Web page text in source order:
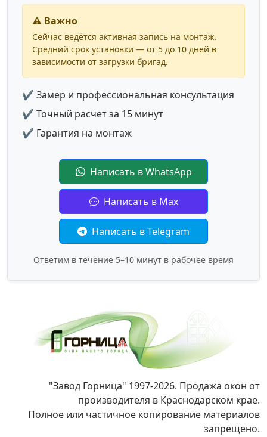
⚠️ Важно
Сейчас ведётся активная запись на монтаж.
Средний срок установки — от 5 до 10 дней в
зависимости от загрузки бригад.
✔ Замер и профессиональная консультация
✔ Точный расчет за 15 минут
✔ Гарантия на монтаж
Написать в WhatsApp
Написать в Max
Написать в Telegram
Ответим в течение 5–10 минут в рабочее время
"Завод Горница" 1997-2026. Продажа окон от
производителя в Краснодарском крае.
Полное или частичное копирование материалов
запрещено.